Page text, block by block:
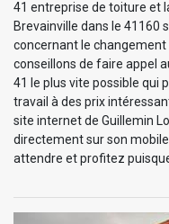
41 entreprise de toiture et
Brevainville dans le 41160
concernant le changement
conseillons de faire appel
41 le plus vite possible qui
travail à des prix
site internet de Guillemin
directement sur son
attendre et profitez